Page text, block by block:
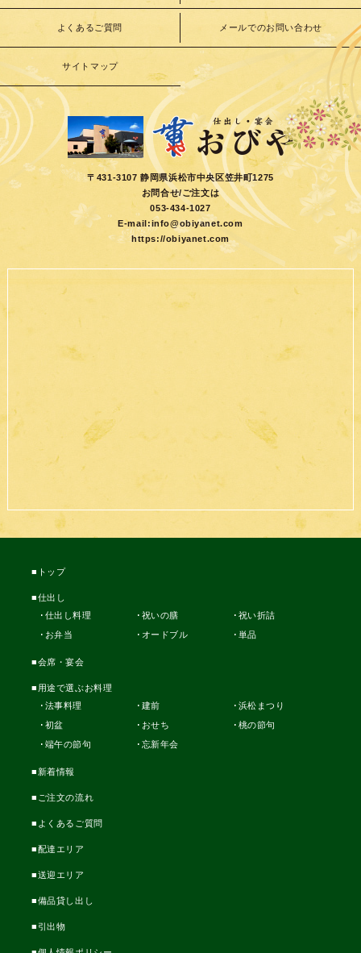
よくあるご質問 メールでのお問い合わせ
サイトマップ
〒431-3107 静岡県浜松市中央区笠井町1275
お問合せ/ご注文は
053-434-1027
E-mail:info@obiyanet.com
https://obiyanet.com
トップ
仕出し
仕出し料理
祝いの膳
祝い折詰
お弁当
オードブル 単品
会席・宴会
用途で選ぶお料理
法事料理
建前
浜松まつり
初盆
おせち
桃の節句
端午の節句
忘新年会
新着情報
ご注文の流れ
よくあるご質問
配達エリア
送迎エリア
備品貸し出し
引出物